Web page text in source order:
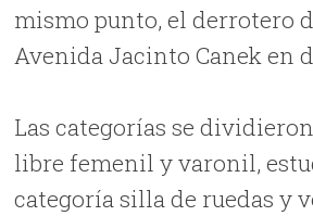
mismo punto, el derrotero
Avenida Jacinto Canek en
Las categorías se
libre femenil y varonil,
categoría silla de ruedas y